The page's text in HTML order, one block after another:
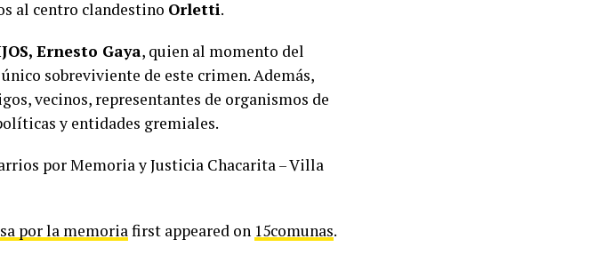
al centro clandestino Orletti.
Ernesto Gaya, quien al momento del
sobreviviente de este crimen. Además,
vecinos, representantes de organismos de
y entidades gremiales.
por Memoria y Justicia Chacarita – Villa
por la memoriafirst appeared on 15comunas.